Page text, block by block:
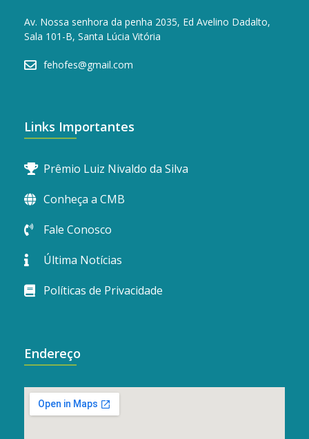
Av. Nossa senhora da penha 2035, Ed Avelino Dadalto,
Sala 101-B, Santa Lúcia Vitória
fehofes@gmail.com
Links Importantes
Prêmio Luiz Nivaldo da Silva
Conheça a CMB
Fale Conosco
Última Notícias
Políticas de Privacidade
Endereço